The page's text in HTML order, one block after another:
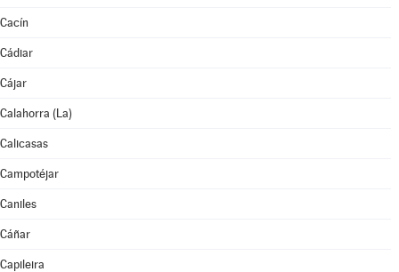
Cacín
Cádiar
Cájar
Calahorra (La)
Calicasas
Campotéjar
Caniles
Cáñar
Capileira